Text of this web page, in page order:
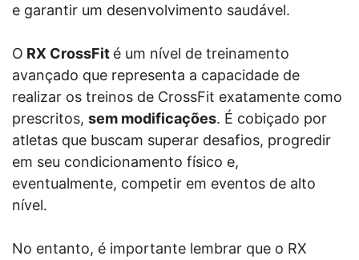
e garantir um desenvolvimento saudável.
O RX CrossFit é um nível de treinamento
avançado que representa a capacidade de
realizar os treinos de CrossFit exatamente como
prescritos, sem modificações. É cobiçado por
atletas que buscam superar desafios, progredir
em seu condicionamento físico e,
eventualmente, competir em eventos de alto
nível.
No entanto, é importante lembrar que o RX